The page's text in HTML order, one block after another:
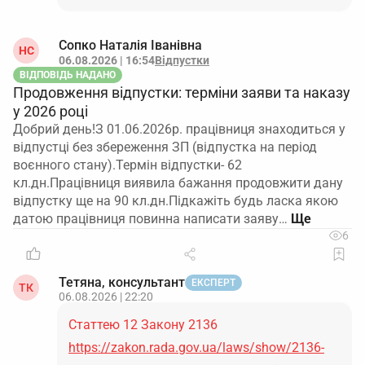
НС Сопко Наталія Іванівна
06.08.2026 | 16:54Відпустки
ВІДПОВІДЬ НАДАНО
Продовження відпустки: терміни заяви та наказу
у 2026 році
Добрий день!З 01.06.2026р. працівниця знаходиться у
відпустці без збереження ЗП (відпустка на період
воєнного стану).Термін відпустки- 62
кл.дн.Працівниця виявила бажання продовжити дану
відпустку ще на 90 кл.дн.Підкажіть будь ласка якою
датою працівниця повинна написати заяву…
6
ТК Тетяна, консультант ЕКСПЕРТ
06.08.2026 | 22:20
Статтею 12 Закону 2136
https://zakon.rada.gov.ua/laws/show/2136-